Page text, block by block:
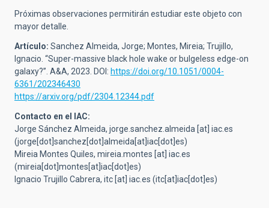
Próximas observaciones permitirán estudiar este objeto con
mayor detalle.
Artículo: Sanchez Almeida, Jorge; Montes, Mireia; Trujillo,
Ignacio. “Super-massive black hole wake or bulgeless edge-on
galaxy?”. A&A, 2023. DOI: https://doi.org/10.1051/0004-
6361/202346430
https://arxiv.org/pdf/2304.12344.pdf
Contacto en el IAC:
Jorge Sánchez Almeida, jorge.sanchez.almeida [at] iac.es
(jorge[dot]sanchez[dot]almeida[at]iac[dot]es)
Mireia Montes Quiles, mireia.montes [at] iac.es
(mireia[dot]montes[at]iac[dot]es)
Ignacio Trujillo Cabrera, itc [at] iac.es (itc[at]iac[dot]es)